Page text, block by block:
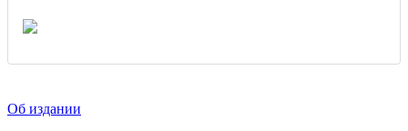
Об издании